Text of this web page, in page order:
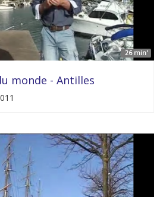
26 min'
monde - Antilles